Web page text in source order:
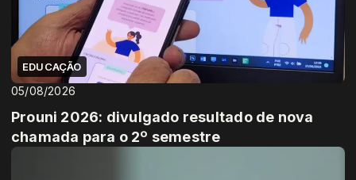
EDUCAÇÃO
05/08/2026
Prouni 2026: divulgado resultado de nova
chamada para o 2º semestre